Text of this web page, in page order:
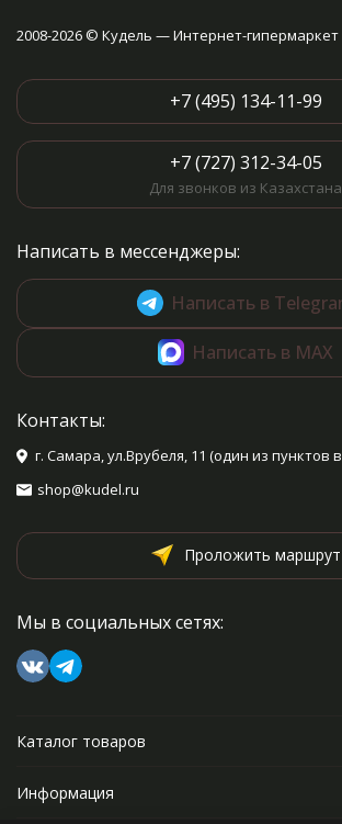
2008-2026 © Кудель — Интернет-
+7 (495) 134-11-99
+7 (727) 312-34-05
Для звонков из Казахстана
Написать в мессенджеры:
Написать в
Написать в MAX
Контакты:
г. Самара, ул.Врубеля, 11 (один из пунктов
shop@kudel.ru
Проложить маршрут
Мы в социальных сетях:
Каталог товаров
Информация